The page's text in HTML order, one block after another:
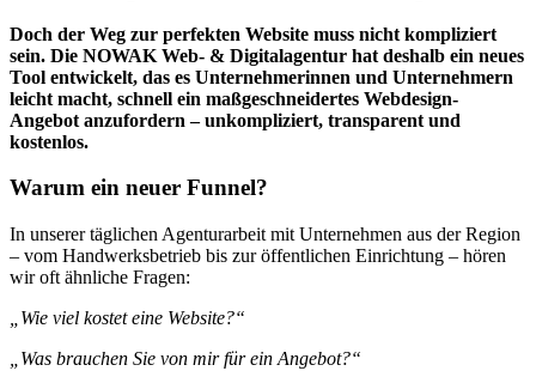
Doch der Weg zur perfekten Website muss nicht kompliziert
sein. Die NOWAK Web- & Digitalagentur hat deshalb ein neues
Tool entwickelt, das es Unternehmerinnen und Unternehmern
leicht macht, schnell ein maßgeschneidertes Webdesign-
Angebot anzufordern – unkompliziert, transparent und
kostenlos.
Warum ein neuer Funnel?
In unserer täglichen Agenturarbeit mit Unternehmen aus der Region
– vom Handwerksbetrieb bis zur öffentlichen Einrichtung – hören
wir oft ähnliche Fragen:
„Wie viel kostet eine Website?“
„Was brauchen Sie von mir für ein Angebot?“